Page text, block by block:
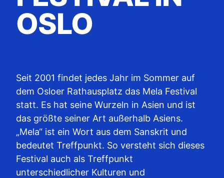
OSLO
Seit 2001 findet jedes Jahr im Sommer auf
dem Osloer Rathausplatz das Mela Festival
statt. Es hat seine Wurzeln in Asien und ist
das größte seiner Art außerhalb Asiens.
„Mela“ ist ein Wort aus dem Sanskrit und
bedeutet Treffpunkt. So versteht sich dieses
Festival auch als Treffpunkt
unterschiedlicher Kulturen und